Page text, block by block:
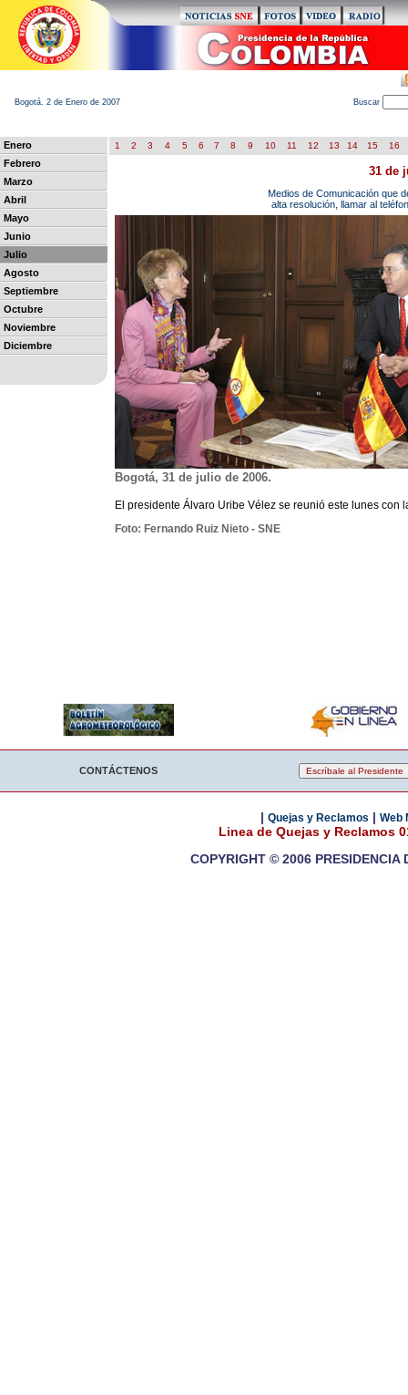
Bogotá. 2 de Enero de 2007 Buscar
Enero
Febrero
Marzo
Abril
Mayo
Junio
Julio
Agosto
Septiembre
Octubre
Noviembre
Diciembre
1 2 3 4 5 6 7 8 9 10 11 12 13 14 15 16
31 de
Medios de Comunicación que
alta resolución, llamar al
Bogotá, 31 de julio de 2006.
El presidente Álvaro Uribe Vélez se reunió este lunes
Foto: Fernando Ruiz Nieto - SNE
CONTÁCTENOS
| Quejas y Reclamos | Web
Linea de Quejas y Reclamos
COPYRIGHT © 2006 PRESIDENCIA